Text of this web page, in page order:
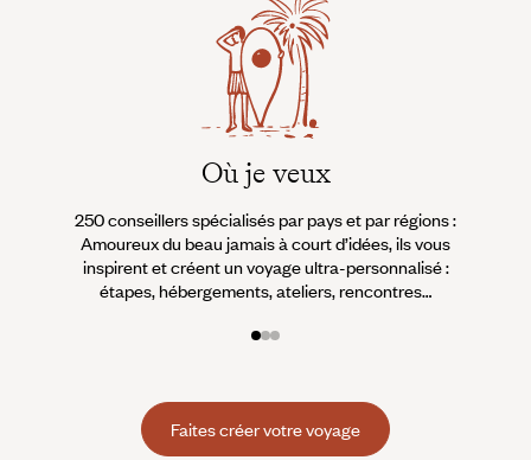
Où je veux
250 conseillers spécialisés par pays et par régions :
Amoureux du beau jamais à court d’idées, ils vous
inspirent et créent un voyage ultra-personnalisé :
étapes, hébergements, ateliers, rencontres…
Faites créer votre voyage